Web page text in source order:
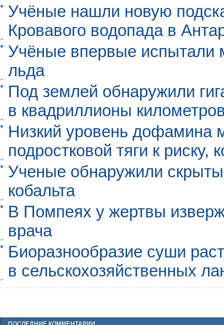
Учёные нашли новую
Кровавого водопада в
Учёные впервые испытали
льда
Под землей обнаружили
в квадриллионы
Низкий уровень дофамина
подростковой тяги к риску,
Ученые обнаружили
кобальта
В Помпеях у жертвы
врача
Биоразнообразие суши
в сельскохозяйственных